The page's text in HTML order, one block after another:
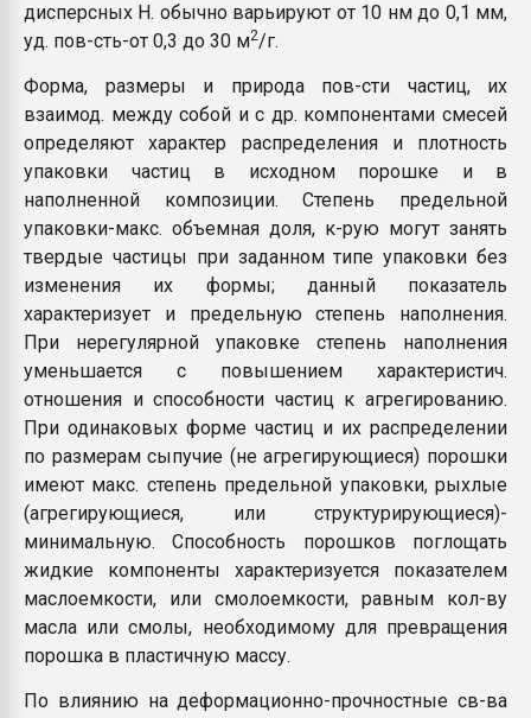
дисперсных Н. обычно варьируют от 10 нм до 0,1 мм,
уд. пов-сть-от 0,3 до 30 м2/г.
Форма, размеры и природа пов-сти частиц, их
взаимод. между собой и с др. компонентами смесей
определяют характер распределения и плотность
упаковки частиц в исходном порошке и в
наполненной композиции. Степень предельной
упаковки-макс. объемная доля, к-рую могут занять
твердые частицы при заданном типе упаковки без
изменения их формы; данный показатель
характеризует и предельную степень наполнения.
При нерегулярной упаковке степень наполнения
уменьшается с повышением характеристич.
отношения и способности частиц к агрегированию.
При одинаковых форме частиц и их распределении
по размерам сыпучие (не агрегирующиеся) порошки
имеют макс. степень предельной упаковки, рыхлые
(агрегирующиеся, или структурирующиеся)-
минимальную. Способность порошков поглощать
жидкие компоненты характеризуется показателем
маслоемкости, или смолоемкости, равным кол-ву
масла или смолы, необходимому для превращения
порошка в пластичную массу.
По влиянию на деформационно-прочностные св-ва